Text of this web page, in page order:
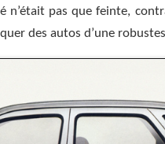
n’était pas que feinte,
des autos d’une